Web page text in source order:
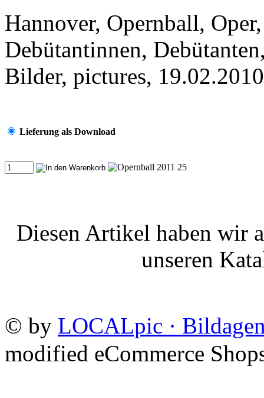
Hannover, Opernball,
Debütantinnen,
Bilder, pictures, 19.02.2010
Lieferung als Download
Diesen Artikel haben wir
unseren
© by LOCALpic ·
modified eCommerce